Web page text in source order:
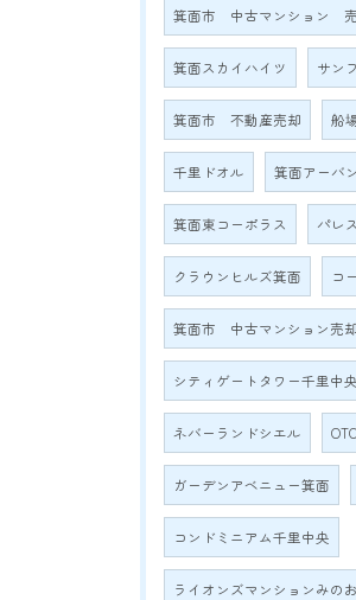
箕面市 中古マンション
箕面スカイハイツ サン
箕面市 不動産売却 船
千里ドオル 箕面アーバ
箕面東コーポラス パレ
クラウンヒルズ箕面 コ
箕面市 中古マンション売却
シティゲートタワー千里中央
ネバーランドシエル
ガーデンアベニュー箕面
コンドミニアム千里中央
ライオンズマンションみのお